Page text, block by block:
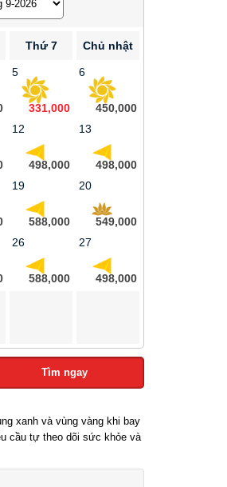
Thứ 7 Chủ nhật
5
331,000
6
450,000
12
498,000
13
498,000
19
588,000
20
549,000
26
588,000
27
498,000
Tìm ngay
xanh và vùng vàng khi bay
cầu tự theo dõi sức khỏe và